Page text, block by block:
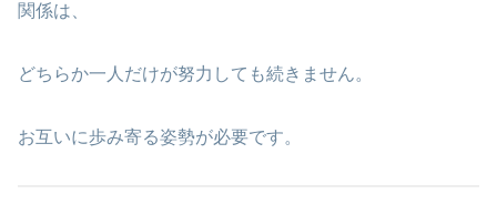
関係は、
どちらか一人だけが努力しても続きません。
お互いに歩み寄る姿勢が必要です。